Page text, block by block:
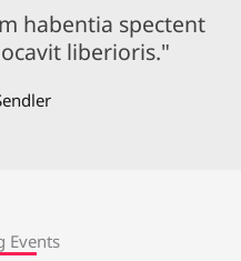
habentia spectent
liberioris."
Events